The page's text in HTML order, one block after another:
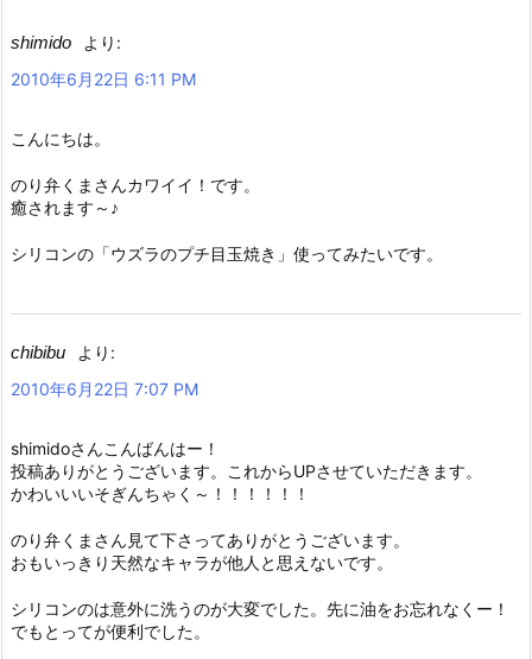
shimido
より:
2010年6月22日 6:11 PM
こんにちは。
のり弁くまさんカワイイ！です。
癒されます～♪
シリコンの「ウズラのプチ目玉焼き」使ってみたいです。
chibibu
より:
2010年6月22日 7:07 PM
shimidoさんこんばんはー！
投稿ありがとうございます。これからUPさせていただきます。
かわいいいそぎんちゃく～！！！！！！
のり弁くまさん見て下さってありがとうございます。
おもいっきり天然なキャラが他人と思えないです。
シリコンのは意外に洗うのが大変でした。先に油をお忘れなくー！
でもとってが便利でした。